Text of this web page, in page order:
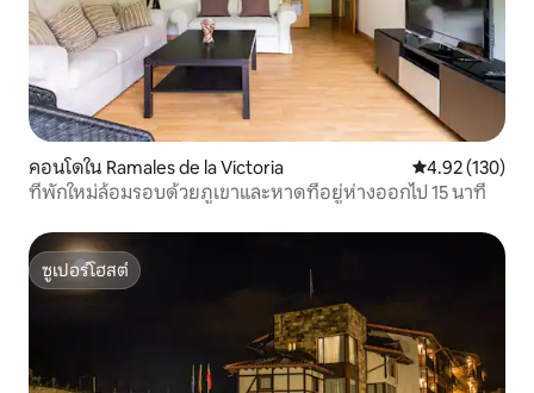
คอนโดใน Ramales de la Victoria คะแนนเฉลี่ย
4.92 (130)
ที่พักใหม่ล้อมรอบด้วยภูเขาและหาดที่อยู่ห่างออกไป 15 นาที
ซูเปอร์โฮสต์
ซูเปอร์โฮสต์